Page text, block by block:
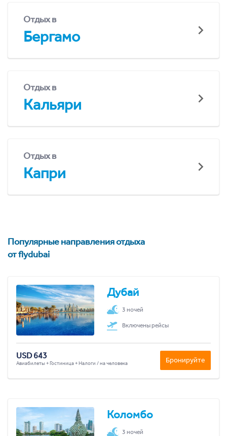
Отдых в
Бергамо
Отдых в
Кальяри
Отдых в
Капри
Популярные направления отдыха
от flydubai
Дубай
3 ночей
Включены рейсы
USD 643
Авиабилеты + Гостиница + Налоги / на человека Бронируйте
Коломбо
3 ночей